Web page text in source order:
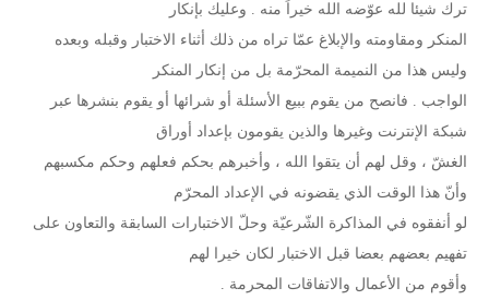
ترك شيئا لله عوّضه الله خيراً منه . وعليك بإنكار
المنكر ومقاومته والإبلاغ عمّا تراه من ذلك أثناء الاختبار وقبله وبعده
وليس هذا من النميمة المحرّمة بل من إنكار المنكر
الواجب . فانصح من يقوم ببيع الأسئلة أو شرائها أو يقوم بنشرها عبر
شبكة الإنترنت وغيرها والذين يقومون بإعداد أوراق
الغشّ ، وقل لهم أن يتقوا الله ، وأخبرهم بحكم فعلهم وحكم مكسبهم
وأنّ هذا الوقت الذي يقضونه في الإعداد المحرّم
لو أنفقوه في المذاكرة الشّرعيّة وحلّ الاختبارات السابقة والتعاون على
تفهيم بعضهم بعضا قبل الاختبار لكان خيرا لهم
وأقوم من الأعمال والاتفاقات المحرمة .